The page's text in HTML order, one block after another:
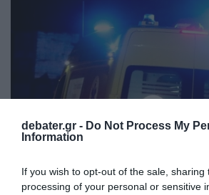
debater.gr - Do Not Process My
Information
If you wish to opt-out of the sale, sharing
processing of your personal or sensitive